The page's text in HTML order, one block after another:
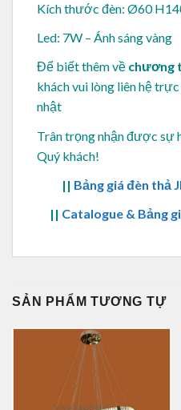
Kích thước đèn: Ø60
Led: 7W – Ánh sáng vàng
Để biết thêm về chương
khách vui lòng liên hệ
nhật
Trân trọng nhận được sự
Quý khách!
|| Bảng giá đèn thả
|| Catalogue & Bảng
SẢN PHẨM TƯƠNG TỰ